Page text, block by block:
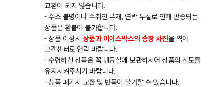
교환이 되지 않습니다.
- 주소 불명이나 수취인 부재, 연락 두절로 인해 반송되는
상품은 환불이 불가합니다.
- 상품 이상시 상품과 아이스박스의 송장 사진을 찍어
고객센터로 연락 바랍니다.
- 수령하신 상품은 꼭 냉동실에 보관하시어 상품의 신도를
유지시켜주시기 바랍니다.
- 상품 폐기시 교환 및 반품이 불가할 수 있습니다.